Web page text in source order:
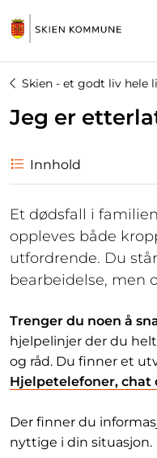
Skien - et godt liv hele
Jeg er
Innhold
Et dødsfall i
oppleves både
utfordrende. Du
bearbeidelse, men
Trenger du noen å
hjelpelinjer der du
og råd. Du finner et
Hjelpetelefoner,
Der finner du
nyttige i din situasjon.